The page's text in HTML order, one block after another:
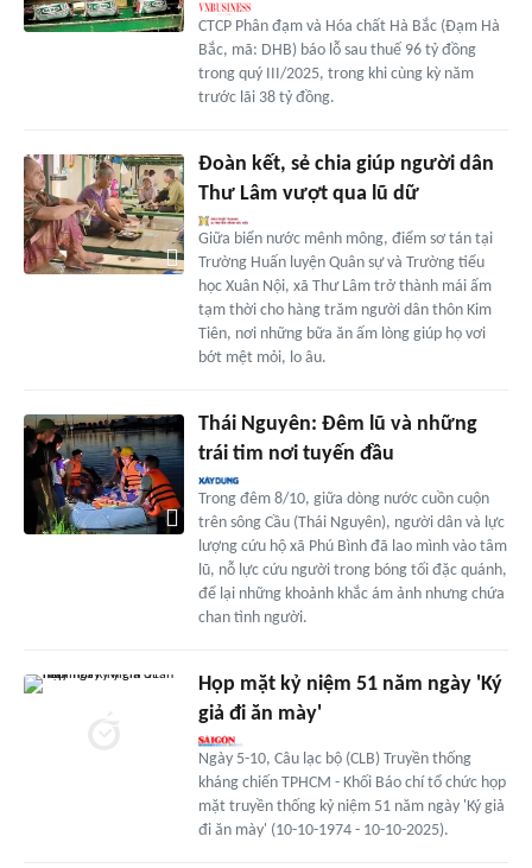
CTCP Phân đạm và Hóa chất Hà Bắc (Đạm Hà
Bắc, mã: DHB) báo lỗ sau thuế 96 tỷ đồng
trong quý III/2025, trong khi cùng kỳ năm
trước lãi 38 tỷ đồng.
Đoàn kết, sẻ chia giúp người dân
Thư Lâm vượt qua lũ dữ
Giữa biển nước mênh mông, điểm sơ tán tại
Trường Huấn luyện Quân sự và Trường tiểu
học Xuân Nội, xã Thư Lâm trở thành mái ấm
tạm thời cho hàng trăm người dân thôn Kim
Tiên, nơi những bữa ăn ấm lòng giúp họ vơi
bớt mệt mỏi, lo âu.
Thái Nguyên: Đêm lũ và những
trái tim nơi tuyến đầu
Trong đêm 8/10, giữa dòng nước cuồn cuộn
trên sông Cầu (Thái Nguyên), người dân và lực
lượng cứu hộ xã Phú Bình đã lao mình vào tâm
lũ, nỗ lực cứu người trong bóng tối đặc quánh,
để lại những khoảnh khắc ám ảnh nhưng chứa
chan tình người.
Họp mặt kỷ niệm 51 năm ngày 'Ký
giả đi ăn mày'
Ngày 5-10, Câu lạc bộ (CLB) Truyền thống
kháng chiến TPHCM - Khối Báo chí tổ chức họp
mặt truyền thống kỷ niệm 51 năm ngày 'Ký giả
đi ăn mày' (10-10-1974 - 10-10-2025).